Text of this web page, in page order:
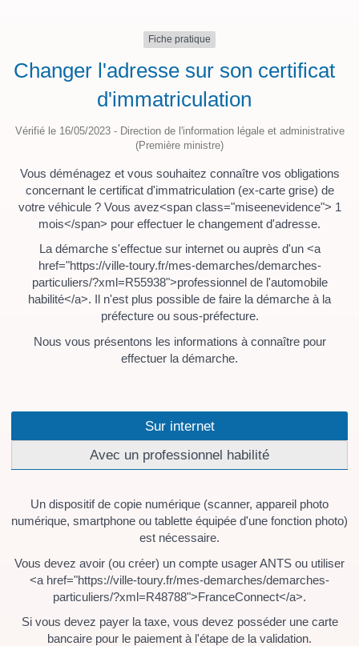
Fiche pratique
Changer l'adresse sur son certificat
d'immatriculation
Vérifié le 16/05/2023 - Direction de l'information légale et administrative
(Première ministre)
Vous déménagez et vous souhaitez connaître vos obligations
concernant le certificat d'immatriculation (ex-carte grise) de
votre véhicule ? Vous avez<span class="miseenevidence"> 1
mois</span> pour effectuer le changement d'adresse.
La démarche s'effectue sur internet ou auprès d'un <a
href="https://ville-toury.fr/mes-demarches/demarches-
particuliers/?xml=R55938">professionnel de l'automobile
habilité</a>. Il n'est plus possible de faire la démarche à la
préfecture ou sous-préfecture.
Nous vous présentons les informations à connaître pour
effectuer la démarche.
Sur internet
Avec un professionnel habilité
Un dispositif de copie numérique (scanner, appareil photo
numérique, smartphone ou tablette équipée d'une fonction photo)
est nécessaire.
Vous devez avoir (ou créer) un compte usager ANTS ou utiliser
<a href="https://ville-toury.fr/mes-demarches/demarches-
particuliers/?xml=R48788">FranceConnect</a>.
Si vous devez payer la taxe, vous devez posséder une carte
bancaire pour le paiement à l'étape de la validation.